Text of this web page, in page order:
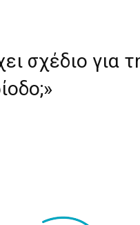
σχέδιο για